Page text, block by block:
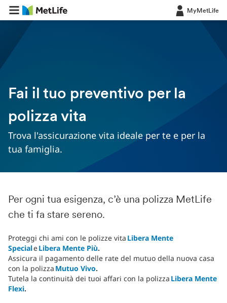
MyMetLife
Fai il tuo preventivo per la
polizza vita
Trova l'assicurazione vita ideale per te e per la
tua famiglia.
Per ogni tua esigenza, c’è una polizza MetLife
che ti fa stare sereno.
Proteggi chi ami con le polizze vita Libera Mente
SpecialeLibera Mente Più.
Assicura il pagamento delle rate del mutuo della nuova casa
con la polizza Mutuo Vivo.
Tutela la continuità dei tuoi affari con la polizza Libera Mente
Flexi.